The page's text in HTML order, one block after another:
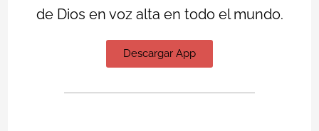
de Dios en voz alta en todo el mundo.
Descargar App